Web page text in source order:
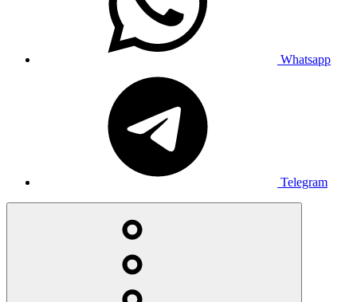
Whatsapp
Telegram